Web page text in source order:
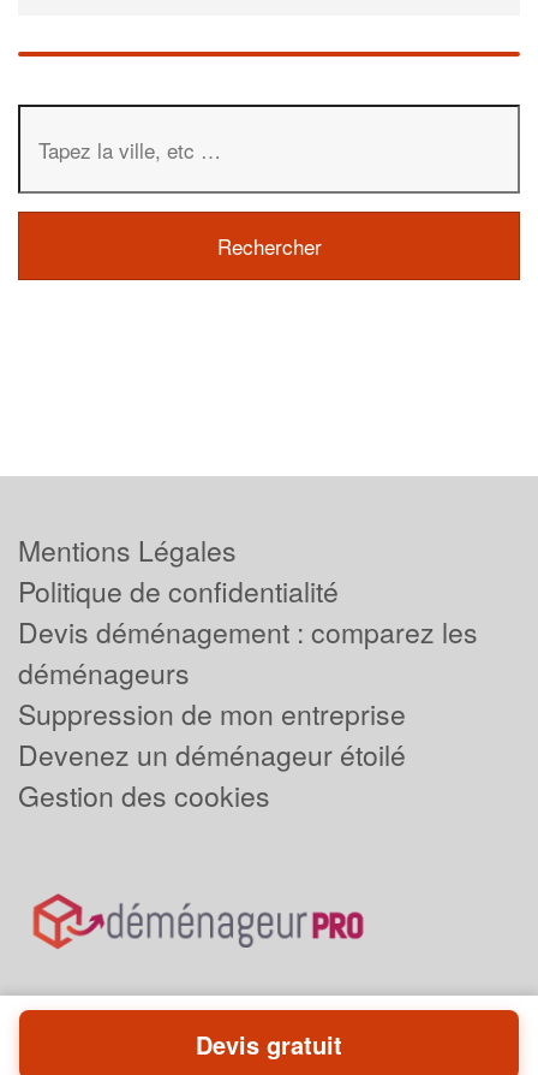
Mentions Légales
Politique de confidentialité
Devis déménagement : comparez les
déménageurs
Suppression de mon entreprise
Devenez un déménageur étoilé
Gestion des cookies
Powered byPlus que pro
Devis gratuit